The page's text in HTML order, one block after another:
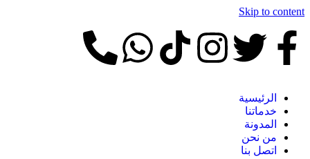
Skip to content
الرئيسية
خدماتنا
المدونة
من نحن
اتصل بنا